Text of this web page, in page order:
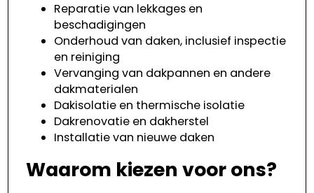
Reparatie van lekkages en
beschadigingen
Onderhoud van daken, inclusief inspectie
en reiniging
Vervanging van dakpannen en andere
dakmaterialen
Dakisolatie en thermische isolatie
Dakrenovatie en dakherstel
Installatie van nieuwe daken
Waarom kiezen voor ons?